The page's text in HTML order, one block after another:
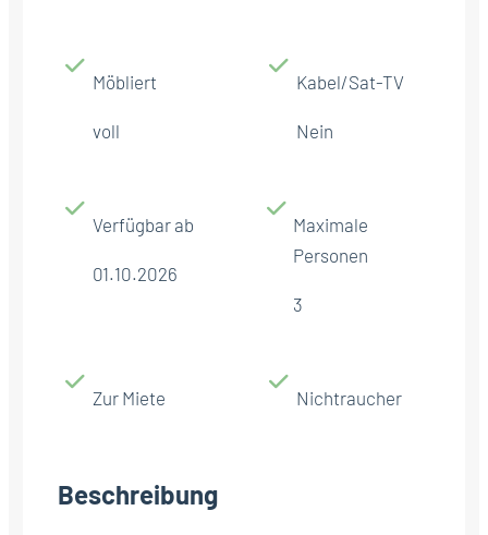
Möbliert
voll
Kabel/Sat-TV
Nein
Verfügbar ab
01.10.2026
Maximale
Personen
3
Zur Miete Nichtraucher
Beschreibung